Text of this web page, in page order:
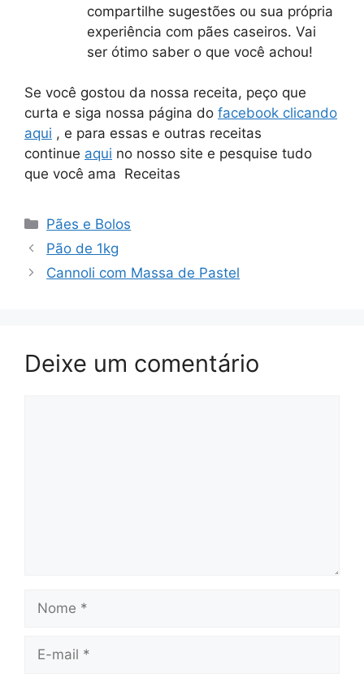
compartilhe sugestões ou sua própria
experiência com pães caseiros. Vai
ser ótimo saber o que você achou!
Se você gostou da nossa receita, peço que
curta e siga nossa página do facebook clicando
aqui , e para essas e outras receitas
continue aqui no nosso site e pesquise tudo
que você ama Receitas
Categorias
Pães e Bolos
Pão de 1kg
Cannoli com Massa de Pastel
Deixe um comentário
Nome